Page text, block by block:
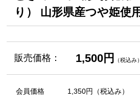
り） 山形県産つや姫使用
販売価格： 1,500円 （税込み）
会員価格 1,350円 （税込み）